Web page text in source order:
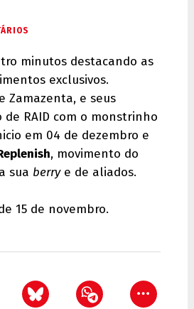
minutos destacando as
exclusivos.
Zamazenta, e seus
RAID com o monstrinho
em 04 de dezembro e
, movimento do
sua berrye de aliados.
15 de novembro.